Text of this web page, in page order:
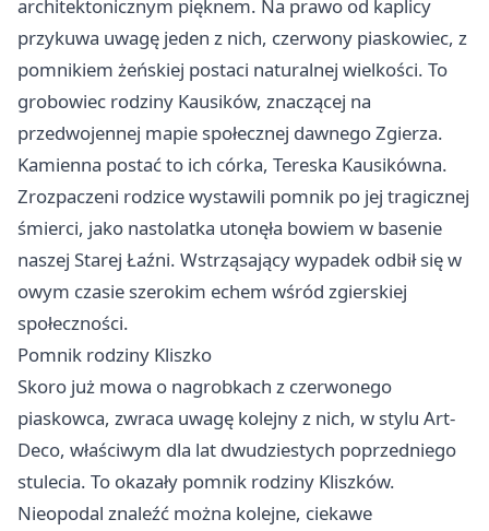
architektonicznym pięknem. Na prawo od kaplicy
przykuwa uwagę jeden z nich, czerwony piaskowiec, z
pomnikiem żeńskiej postaci naturalnej wielkości. To
grobowiec rodziny Kausików, znaczącej na
przedwojennej mapie społecznej dawnego Zgierza.
Kamienna postać to ich córka, Tereska Kausikówna.
Zrozpaczeni rodzice wystawili pomnik po jej tragicznej
śmierci, jako nastolatka utonęła bowiem w basenie
naszej Starej Łaźni. Wstrząsający wypadek odbił się w
owym czasie szerokim echem wśród zgierskiej
społeczności.
Pomnik rodziny Kliszko
Skoro już mowa o nagrobkach z czerwonego
piaskowca, zwraca uwagę kolejny z nich, w stylu Art-
Deco, właściwym dla lat dwudziestych poprzedniego
stulecia. To okazały pomnik rodziny Kliszków.
Nieopodal znaleźć można kolejne, ciekawe